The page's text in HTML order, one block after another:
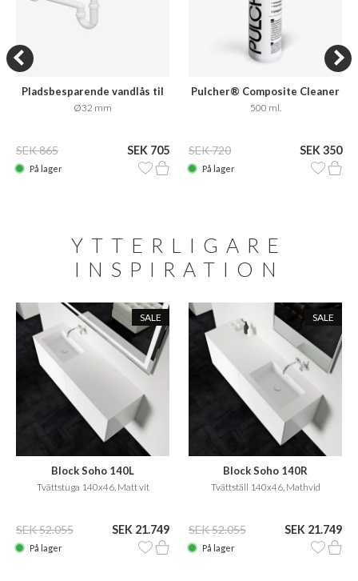
Pladsbesparende vandlås til
badmøbler
Ø32 mm
SEK 865 SEK 705
På lager
Pulcher® Composite Cleaner
Care
500 ml.
SEK 720 SEK 350
På lager
YTTERLIGARE
INSPIRATION
SALE
Block Soho 140L
Tvättstuga 140x46, Matt vit
SEK 52.055 SEK 21.749
På lager
SALE
Block Soho 140R
Tvättställ 140x46, Mathvid
SEK 52.055 SEK 21.749
På lager